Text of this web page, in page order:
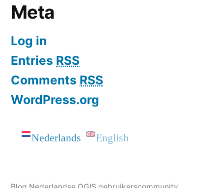
Meta
Log in
Entries RSS
Comments RSS
WordPress.org
Nederlands English